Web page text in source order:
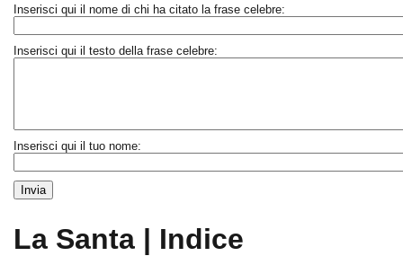
Inserisci qui il nome di chi ha citato la frase celebre:
Inserisci qui il testo della frase celebre:
Inserisci qui il tuo nome:
La Santa | Indice